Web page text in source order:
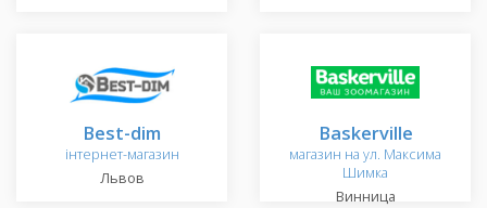
Best-dim
інтернет-магазин
Львов
Baskerville
магазин на ул. Максима
Шимка
Винница